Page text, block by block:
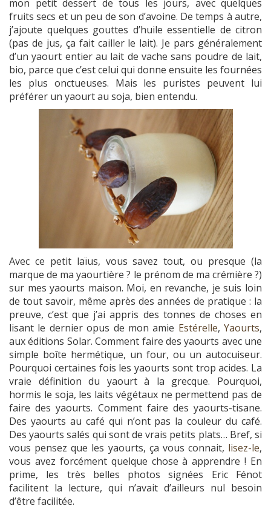
mon petit dessert de tous les jours, avec quelques
fruits secs et un peu de son d’avoine. De temps à autre,
j’ajoute quelques gouttes d’huile essentielle de citron
(pas de jus, ça fait cailler le lait). Je pars généralement
d’un yaourt entier au lait de vache sans poudre de lait,
bio, parce que c’est celui qui donne ensuite les fournées
les plus onctueuses. Mais les puristes peuvent lui
préférer un yaourt au soja, bien entendu.
Avec ce petit laïus, vous savez tout, ou presque (la
marque de ma yaourtière ? le prénom de ma crémière ?)
sur mes yaourts maison. Moi, en revanche, je suis loin
de tout savoir, même après des années de pratique : la
preuve, c’est que j’ai appris des tonnes de choses en
lisant le dernier opus de mon amie Estérelle, Yaourts,
aux éditions Solar. Comment faire des yaourts avec une
simple boîte hermétique, un four, ou un autocuiseur.
Pourquoi certaines fois les yaourts sont trop acides. La
vraie définition du yaourt à la grecque. Pourquoi,
hormis le soja, les laits végétaux ne permettend pas de
faire des yaourts. Comment faire des yaourts-tisane.
Des yaourts au café qui n’ont pas la couleur du café.
Des yaourts salés qui sont de vrais petits plats… Bref, si
vous pensez que les yaourts, ça vous connait, lisez-le,
vous avez forcément quelque chose à apprendre ! En
prime, les très belles photos signées Eric Fénot
facilitent la lecture, qui n’avait d’ailleurs nul besoin
d’être facilitée.